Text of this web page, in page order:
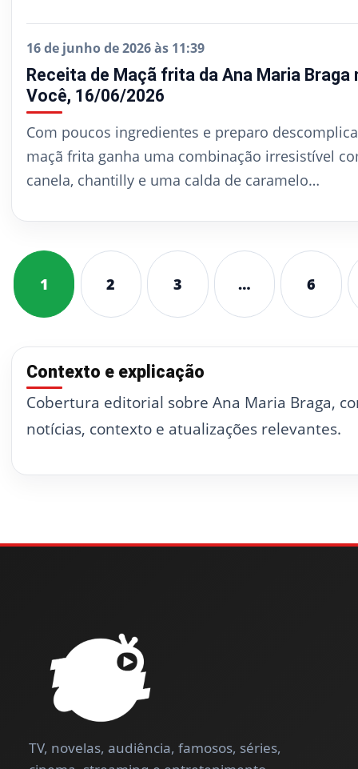
16 de junho de 2026 às 11:39
Receita de Maçã frita da Ana Maria Braga
Você, 16/06/2026
Com poucos ingredientes e preparo
maçã frita ganha uma combinação irresistível
canela, chantilly e uma calda de caramelo…
1 2 3 … 6
Contexto e explicação
Cobertura editorial sobre Ana Maria Braga,
notícias, contexto e atualizações relevantes.
TV, novelas, audiência, famosos, séries,